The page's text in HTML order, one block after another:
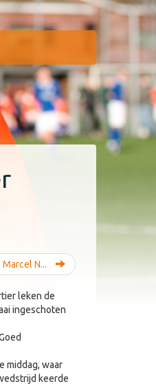
N...
leken de
ingeschoten
middag, waar
keerde